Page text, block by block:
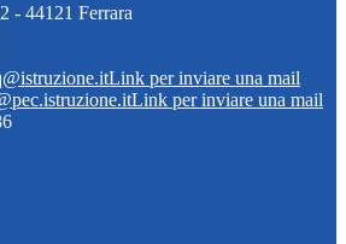
- 44121 Ferrara
Link per inviare una mail
Link per inviare una mail